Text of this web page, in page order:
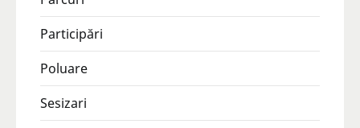
Participări
Poluare
Sesizari